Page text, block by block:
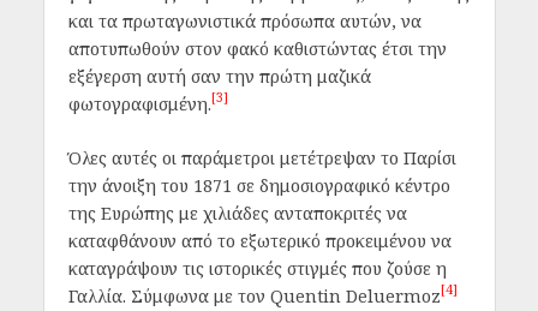
και τα πρωταγωνιστικά πρόσωπα αυτών, να
αποτυπωθούν στον φακό καθιστώντας έτσι την
εξέγερση αυτή σαν την πρώτη μαζικά
φωτογραφισμένη.[3]
Όλες αυτές οι παράμετροι μετέτρεψαν το Παρίσι
την άνοιξη του 1871 σε δημοσιογραφικό κέντρο
της Ευρώπης με χιλιάδες ανταποκριτές να
καταφθάνουν από το εξωτερικό προκειμένου να
καταγράψουν τις ιστορικές στιγμές που ζούσε η
Γαλλία. Σύμφωνα με τον Quentin Deluermoz[4]